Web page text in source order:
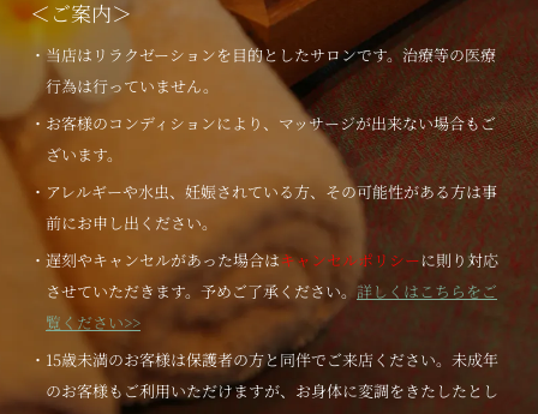
＜ご案内＞
・当店はリラクゼーションを目的としたサロンです。治療等の医療
行為は行っていません。
・お客様のコンディションにより、マッサージが出来ない場合もご
ざいます。
・アレルギーや水虫、妊娠されている方、その可能性がある方は事
前にお申し出ください。
・遅刻やキャンセルがあった場合はキャンセルポリシーに則り対応
させていただきます。予めご了承ください。 詳しくはこちらをご
覧ください>>
・15歳未満のお客様は保護者の方と同伴でご来店ください。未成年
のお客様もご利用いただけますが、お身体に変調をきたしたとし